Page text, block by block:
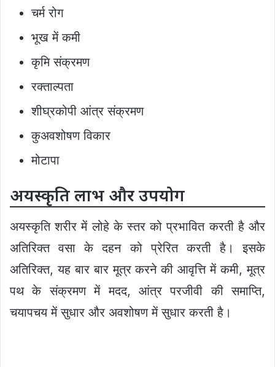
चर्म रोग
भूख में कमी
कृमि संक्रमण
रक्ताल्पता
शीघ्रकोपी आंत्र संक्रमण
कुअवशोषण विकार
मोटापा
अयस्कृति लाभ और उपयोग
अयस्कृति शरीर में लोहे के स्तर को प्रभावित करती है और
अतिरिक्त वसा के दहन को प्रेरित करती है। इसके
अतिरिक्त, यह बार बार मूत्र करने की आवृत्ति में कमी, मूत्र
पथ के संक्रमण में मदद, आंत्र परजीवी की समाप्ति,
चयापचय में सुधार और अवशोषण में सुधार करती है।